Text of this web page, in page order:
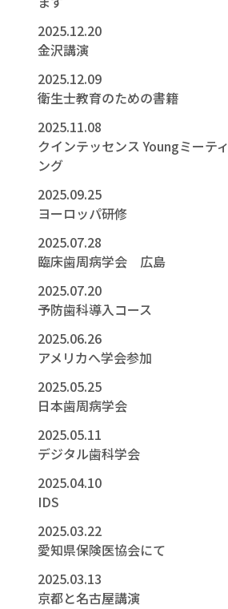
2025.12.20
金沢講演
2025.12.09
衛生士教育のための書籍
2025.11.08
クインテッセンス Youngミーティ
ング
2025.09.25
ヨーロッパ研修
2025.07.28
臨床歯周病学会 広島
2025.07.20
予防歯科導入コース
2025.06.26
アメリカへ学会参加
2025.05.25
日本歯周病学会
2025.05.11
デジタル歯科学会
2025.04.10
IDS
2025.03.22
愛知県保険医協会にて
2025.03.13
京都と名古屋講演